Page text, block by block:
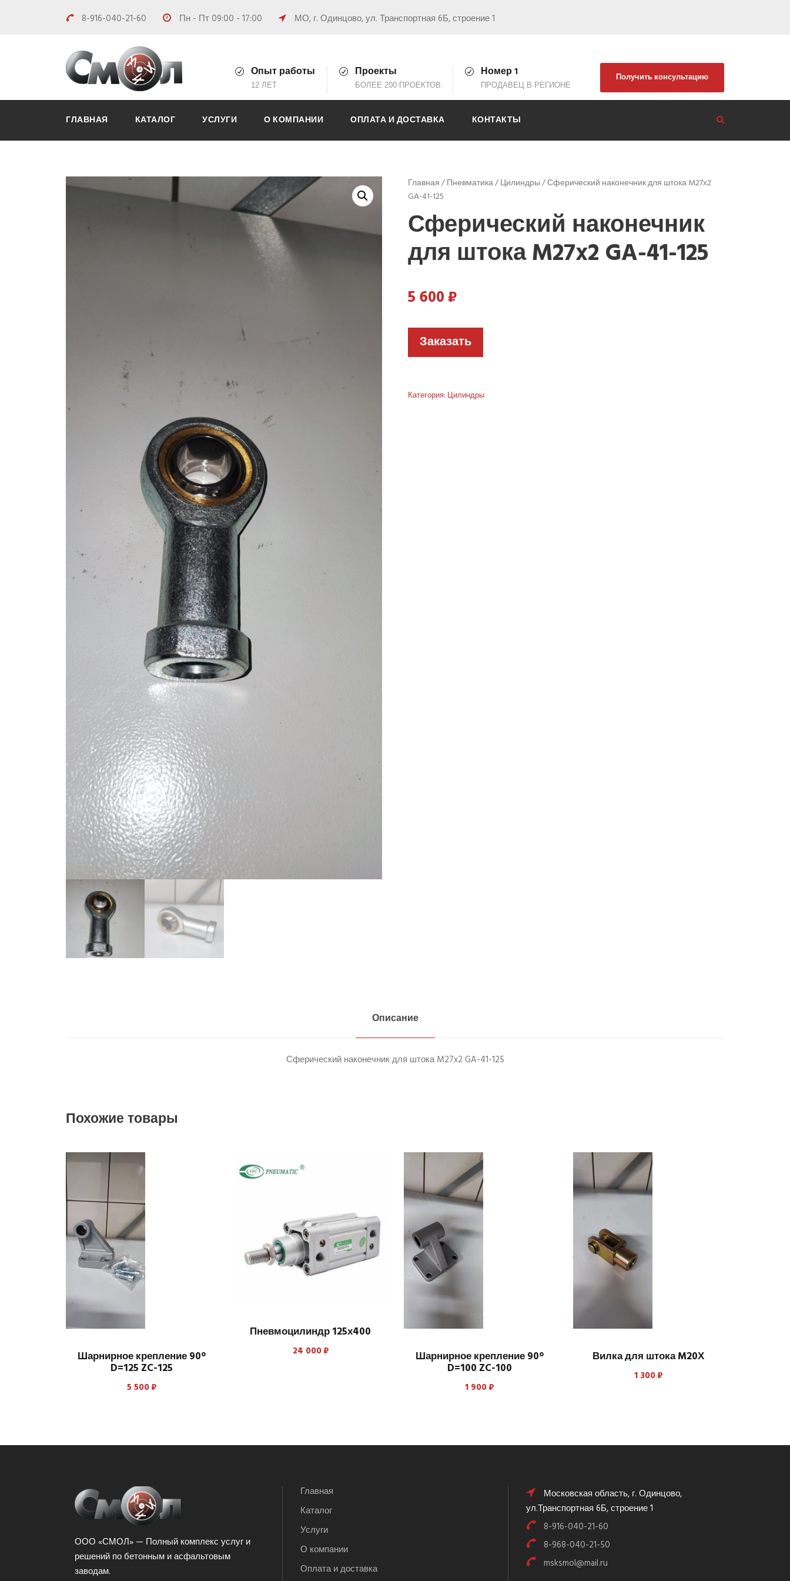
8-916-040-21-60 Пн - Пт 09:00 - 17:00 МО, г. Одинцово, ул. Транспортная 6Б, строение 1
Опыт работы
12 ЛЕТ
Проекты
БОЛЕЕ 200 ПРОЕКТОВ
Номер 1
ПРОДАВЕЦ В РЕГИОНЕ
Получить консультацию
ГЛАВНАЯ КАТАЛОГ УСЛУГИ О КОМПАНИИ ОПЛАТА И ДОСТАВКА КОНТАКТЫ
Главная/Пневматика/Цилиндры/ Сферический наконечник для штока M27x2
GA-41-125
Сферический наконечник
для штока M27x2 GA-41-125
5 600₽
Заказать
Категория: Цилиндры
Описание
Сферический наконечник для штока M27x2 GA-41-125
Похожие товары
Шарнирное крепление 90°
D=125 ZC-125
5 500₽
Пневмоцилиндр 125х400
24 000₽ Шарнирное крепление 90°
D=100 ZC-100
1 900₽
Вилка для штока M20Х
1 300₽
ООО «СМОЛ» — Полный комплекс услуг и
решений по бетонным и асфальтовым
заводам.
Главная
Каталог
Услуги
О компании
Оплата и доставка
Московская область, г. Одинцово,
ул.Транспортная 6Б, строение 1
8-916-040-21-60
8-968-040-21-50
msksmol@mail.ru